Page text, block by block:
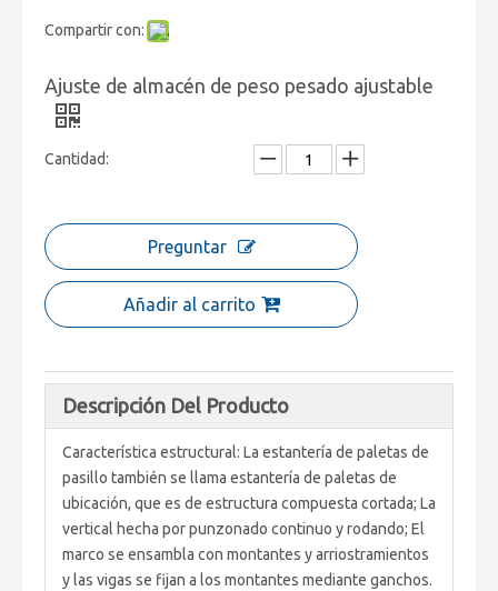
Compartir con:
Ajuste de almacén de peso pesado ajustable
Cantidad:
Preguntar
Añadir al carrito
Descripción Del Producto
Característica estructural: La estantería de paletas de
pasillo también se llama estantería de paletas de
ubicación, que es de estructura compuesta cortada; La
vertical hecha por punzonado continuo y rodando; El
marco se ensambla con montantes y arriostramientos
y las vigas se fijan a los montantes mediante ganchos.